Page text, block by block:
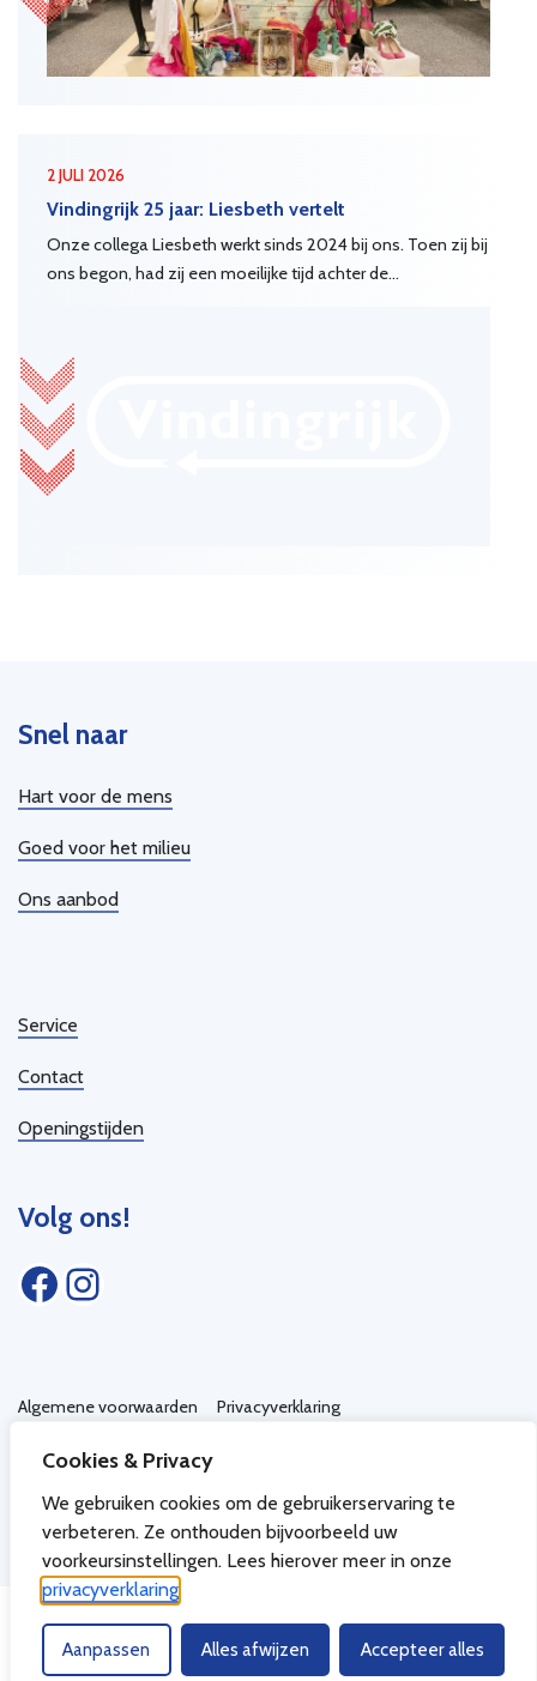
Cookies & Privacy
We gebruiken cookies om de gebruikerservaring te
verbeteren. Ze onthouden bijvoorbeeld uw
voorkeursinstellingen. Lees hierover meer in onze
privacyverklaring
Aanpassen Alles afwijzen Accepteer alles
Vindingrijk 25 jaar: Liesbeth vertelt
2 JULI 2026
Onze collega Liesbeth werkt sinds 2024 bij ons. Toen zij bij
ons begon, had zij een moeilijke tijd achter de...
Snel naar
Hart voor de mens
Goed voor het milieu
Ons aanbod
Service
Contact
Openingstijden
Volg ons!
Facebook
Instagram
Algemene voorwaarden Privacyverklaring
Toegankelijkheidsverklaring